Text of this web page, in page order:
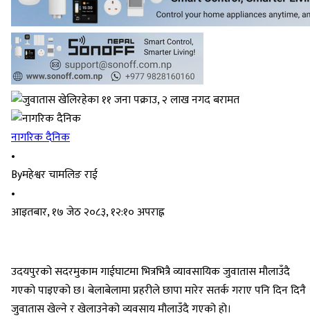
नागरिक दैनिक
•
Byमहेश्वर चामलिङ राई
•
आइतबार, १७ जेठ २०८३, १२:१० अपराह्न
उदयपुरको सदरमुकाम गाईघाटमा भित्रभित्रै व्यावसायिक जुवातास मौलाउँदै
गएको पाइएको छ। बेलाबेलामा प्रहरीले छापा मारेर सतर्क गराए पनि दिन दिनै
जुवातास खेल्ने र खेलाउनेको व्यवसाय मौलाउँदै गएको हो।